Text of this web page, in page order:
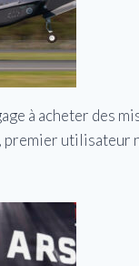
à acheter des
utilisateur